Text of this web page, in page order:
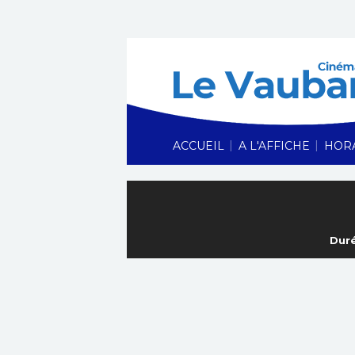
ACCUEIL | A L'AFFICHE |